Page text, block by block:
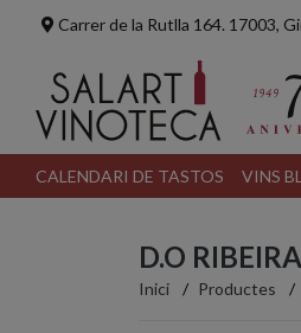
Carrer de la Rutlla 164. 17003,
CALENDARI DE TASTOS VINS
D.O
Inici Productes